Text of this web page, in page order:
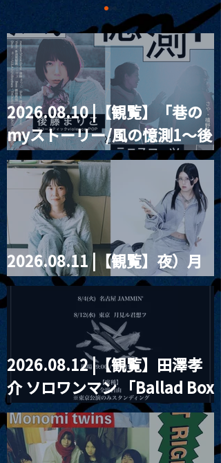
MoonRomantic
Channel1周年記念Live
2026.08.10 |【観覧】「巷の
myストーリー/風の憶測1～後
藤まりこアコースティック
violence POPとテニスコー
ツ」
2026.08.11 |【観覧】夜）月
見ル君想フpre. Sugar Shock
2026.08.12 |【観覧】田澤孝
介 ソロワンマン 「Ballad Box
2026」